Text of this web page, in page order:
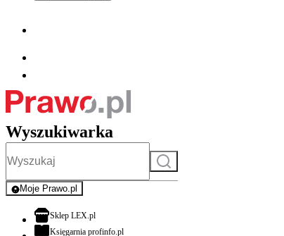
Wyszukiwarka
Szukaj
Moje Prawo.pl
- rejestracja i logowanie do serwisu
Sklep LEX.plotwiera się w nowej karcie
Księgarnia profinfo.plotwiera się w nowej karcie